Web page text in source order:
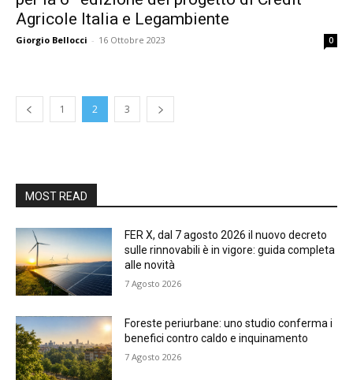
Agricole Italia e Legambiente
Giorgio Bellocci - 16 Ottobre 2023 0
1 2 3
MOST READ
FER X, dal 7 agosto 2026 il nuovo decreto
sulle rinnovabili è in vigore: guida completa
alle novità
7 Agosto 2026
Foreste periurbane: uno studio conferma i
benefici contro caldo e inquinamento
7 Agosto 2026